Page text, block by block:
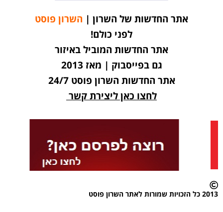
אתר החדשות של השרון | השרון פוסט
לפני כולם!
אתר החדשות המוביל באיזור
גם בפייסבוק | מאז 2013
אתר החדשות השרון פוסט 24/7
לחצו כאן ליצירת קשר
2013 כל הזכויות שמורות לאתר השרון פוסט